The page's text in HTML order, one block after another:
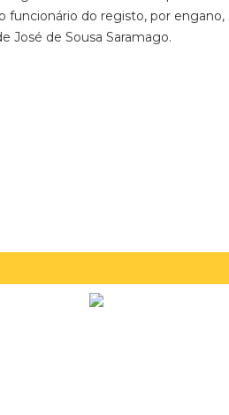
funcionário do registo, por
José de Sousa Saramago.